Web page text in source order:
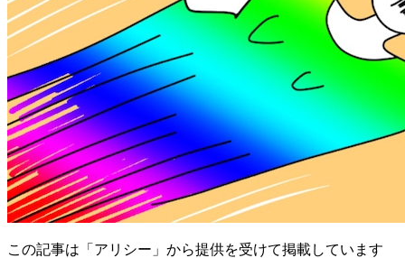
この記事は「アリシー」から提供を受けて掲載しています